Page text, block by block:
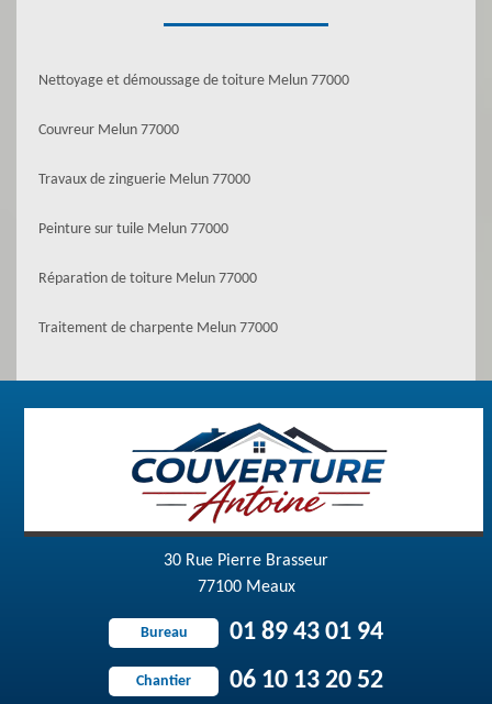
Nettoyage et démoussage de toiture Melun 77000
Couvreur Melun 77000
Travaux de zinguerie Melun 77000
Peinture sur tuile Melun 77000
Réparation de toiture Melun 77000
Traitement de charpente Melun 77000
30 Rue Pierre Brasseur
77100 Meaux
Bureau 01 89 43 01 94
Chantier 06 10 13 20 52